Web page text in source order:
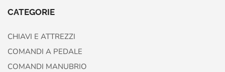
CATEGORIE
CHIAVI E ATTREZZI
COMANDI A PEDALE
COMANDI MANUBRIO